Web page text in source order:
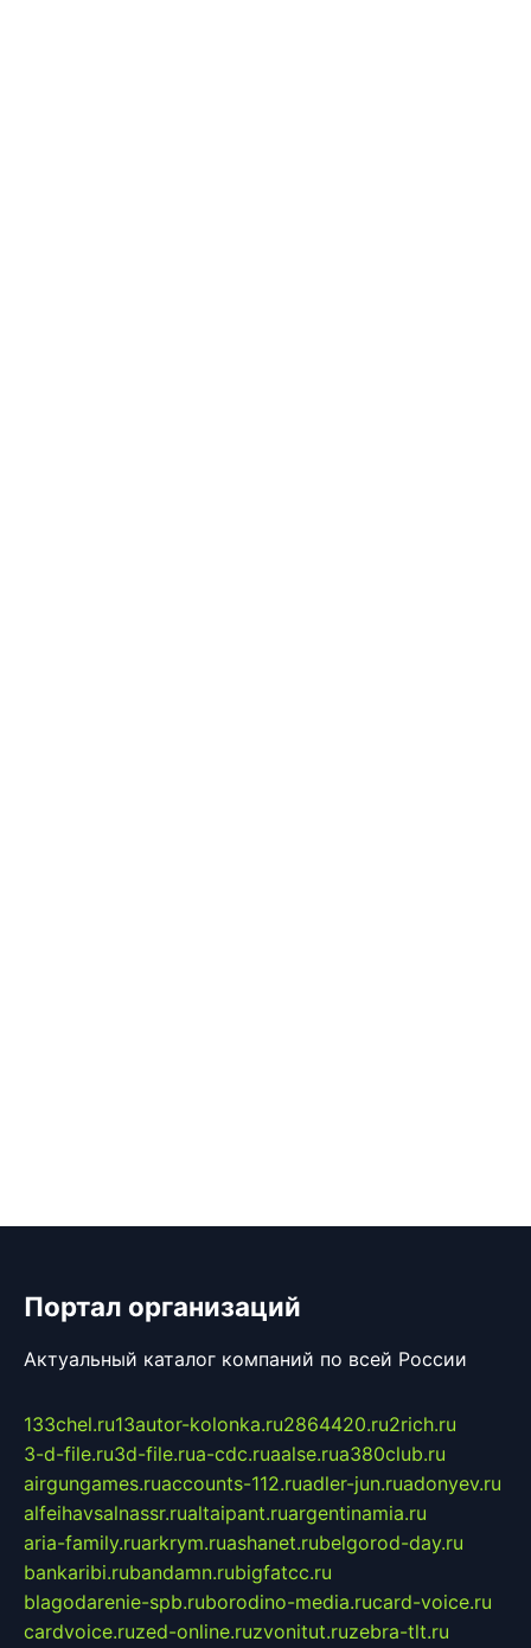
Портал организаций
Актуальный каталог компаний по всей России
133chel.ru13autor-kolonka.ru2864420.ru2rich.ru
3-d-file.ru3d-file.rua-cdc.ruaalse.rua380club.ru
airgungames.ruaccounts-112.ruadler-jun.ruadonyev.ru
alfeihavsalnassr.rualtaipant.ruargentinamia.ru
aria-family.ruarkrym.ruashanet.rubelgorod-day.ru
bankaribi.rubandamn.rubigfatcc.ru
blagodarenie-spb.ruborodino-media.rucard-voice.ru
cardvoice.ruzed-online.ruzvonitut.ruzebra-tlt.ru